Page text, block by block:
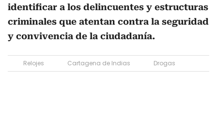
identificar a los delincuentes y estructuras
criminales que atentan contra la seguridad
y convivencia de la ciudadanía.
Relojes Cartagena de Indias Drogas